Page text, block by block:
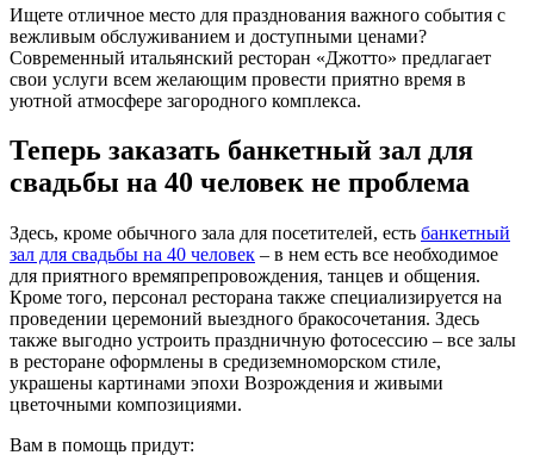
Ищете отличное место для празднования важного события с
вежливым обслуживанием и доступными ценами?
Современный итальянский ресторан «Джотто» предлагает
свои услуги всем желающим провести приятно время в
уютной атмосфере загородного комплекса.
Теперь заказать банкетный зал для
свадьбы на 40 человек не проблема
Здесь, кроме обычного зала для посетителей, есть банкетный
зал для свадьбы на 40 человек – в нем есть все необходимое
для приятного времяпрепровождения, танцев и общения.
Кроме того, персонал ресторана также специализируется на
проведении церемоний выездного бракосочетания. Здесь
также выгодно устроить праздничную фотосессию – все залы
в ресторане оформлены в средиземноморском стиле,
украшены картинами эпохи Возрождения и живыми
цветочными композициями.
Вам в помощь придут: